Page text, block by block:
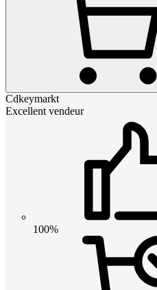
Cdkeymarkt
Excellent vendeur
100%